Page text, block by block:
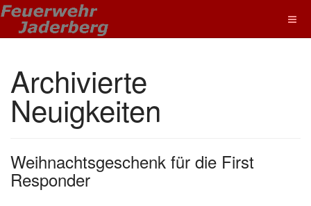
Archivierte
Neuigkeiten
Weihnachtsgeschenk für die First
Responder